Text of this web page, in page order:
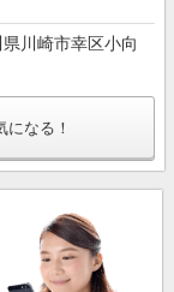
川崎市幸区小向
になる！